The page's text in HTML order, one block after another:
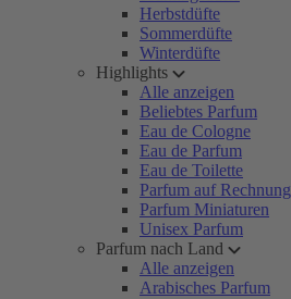
Herbstdüfte
Sommerdüfte
Winterdüfte
Highlights
Alle anzeigen
Beliebtes Parfum
Eau de Cologne
Eau de Parfum
Eau de Toilette
Parfum auf Rechnung
Parfum Miniaturen
Unisex Parfum
Parfum nach Land
Alle anzeigen
Arabisches Parfum